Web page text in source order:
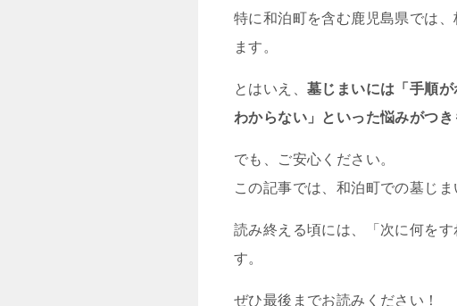
特に和泊町を含む鹿児島県では
ます。
とはいえ、 墓じまいには「手順
わからない」といった悩みがつき
でも、ご安心ください。
この記事では、和泊町での墓じ
読み終える頃には、「次に何を
す。
ぜひ最後までお読みください！